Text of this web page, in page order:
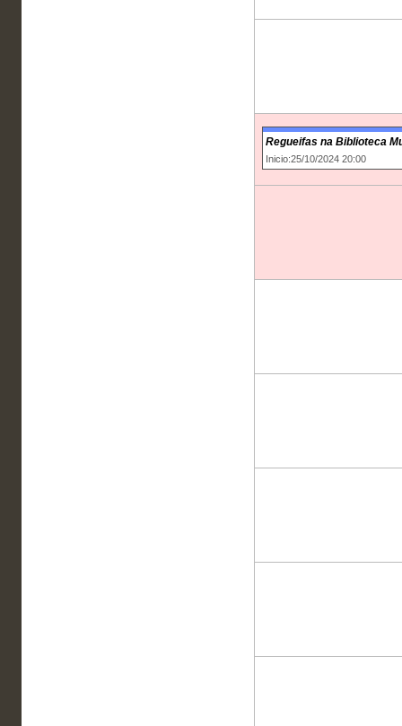
Regueifas na Biblioteca
Inicio:25/10/2024 20:00